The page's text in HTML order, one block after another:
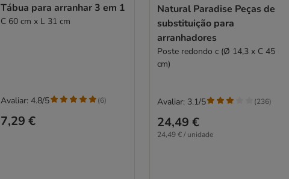
Tábua para arranhar 3 em 1
C 60 cm x L 31 cm
7,29 €
Avaliar: 4.8/5 (6)
Natural Paradise Peças de
substituição para
arranhadores
Poste redondo c (Ø 14,3 x C 45
cm)
24,49 €
24,49 € / unidade
Avaliar: 3.1/5 (236)